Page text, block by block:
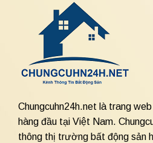
Chungcuhn24h.net là trang
hàng đầu tại Việt Nam.
thông thị trường bất động sản